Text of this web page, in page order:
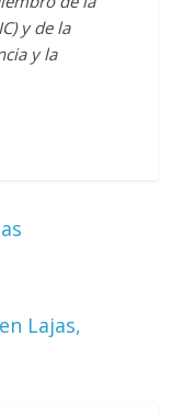
y de la
y la
Lajas,